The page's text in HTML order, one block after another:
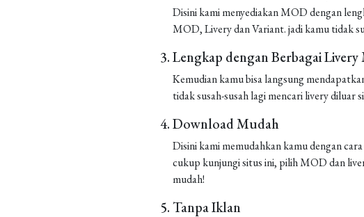
Disini kami menyediakan MOD dengan
MOD, Livery dan Variant. jadi kamu tidak
Lengkap dengan Berbagai
Kemudian kamu bisa langsung
tidak susah-susah lagi mencari livery diluar
Download Mudah
Disini kami memudahkan kamu dengan
cukup kunjungi situs ini, pilih MOD dan
mudah!
Tanpa Iklan